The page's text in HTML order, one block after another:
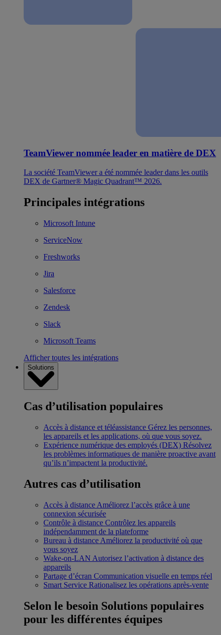
TeamViewer nommée leader en matière de DEX
La société TeamViewer a été nommée leader dans les outils
DEX de Gartner® Magic Quadrant™ 2026.
Principales intégrations
Microsoft Intune
ServiceNow
Freshworks
Jira
Salesforce
Zendesk
Slack
Microsoft Teams
Afficher toutes les intégrations
Solutions
Cas d’utilisation populaires
Accès à distance et téléassistance Gérez les personnes,
les appareils et les applications, où que vous soyez.
Expérience numérique des employés (DEX) Résolvez
les problèmes informatiques de manière proactive avant
qu’ils n’impactent la productivité.
Autres cas d’utilisation
Accès à distance Améliorez l’accès grâce à une
connexion sécurisée
Contrôle à distance Contrôlez les appareils
indépendamment de la plateforme
Bureau à distance Améliorez la productivité où que
vous soyez
Wake-on-LAN Autorisez l’activation à distance des
appareils
Partage d’écran Communication visuelle en temps réel
Smart Service Rationalisez les opérations après-vente
Selon le besoin Solutions populaires
pour les différentes équipes